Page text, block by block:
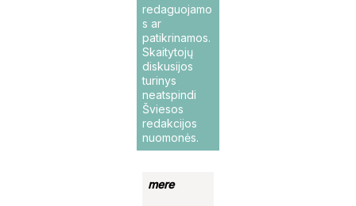
redaguojamo
s ar
patikrinamos.
Skaitytojų
diskusijos
turinys
neatspindi
Šviesos
redakcijos
nuomonės.
mere